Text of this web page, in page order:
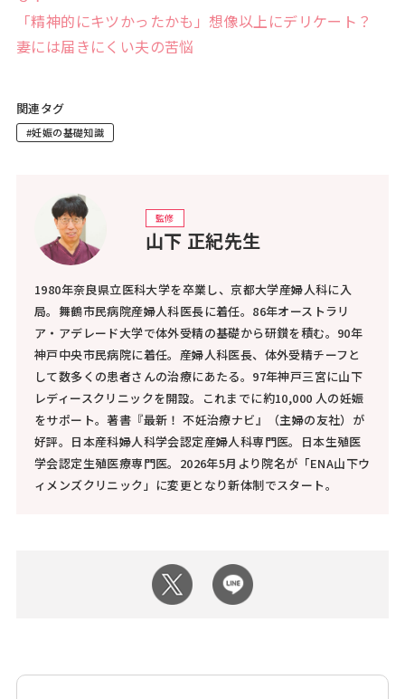
「精神的にキツかったかも」想像以上にデリケート？
妻には届きにくい夫の苦悩
関連タグ
#妊娠の基礎知識
監修
山下 正紀先生
1980年奈良県立医科大学を卒業し、京都大学産婦人科に入
局。舞鶴市民病院産婦人科医長に着任。86年オーストラリ
ア・アデレード大学で体外受精の基礎から研鑚を積む。90年
神戸中央市民病院に着任。産婦人科医長、体外受精チーフと
して数多くの患者さんの治療にあたる。97年神戸三宮に山下
レディースクリニックを開設。これまでに約10,000 人の妊娠
をサポート。著書『最新！ 不妊治療ナビ』（主婦の友社）が
好評。日本産科婦人科学会認定産婦人科専門医。日本生殖医
学会認定生殖医療専門医。2026年5月より院名が「ENA山下ウ
ィメンズクリニック」に変更となり新体制でスタート。